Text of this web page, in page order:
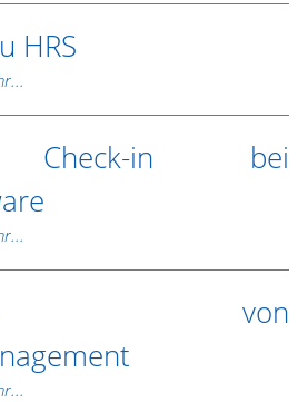
HRS
Check-in bei
von